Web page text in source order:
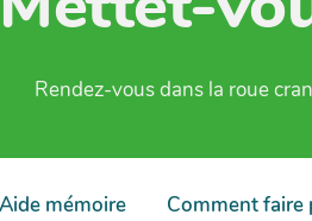
Rendez-vous dans la roue
Aide mémoire Comment faire